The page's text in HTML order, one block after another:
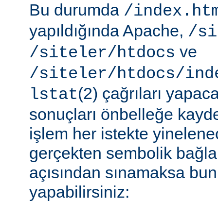
Bu durumda /
yapıldığında Apache, /
/siteler/htdocs ve
/siteler/htdocs/
lstat(2) çağrıları
sonuçları önbelleğe
işlem her istekte
gerçekten sembolik
açısından sınamaksa
yapabilirsiniz: